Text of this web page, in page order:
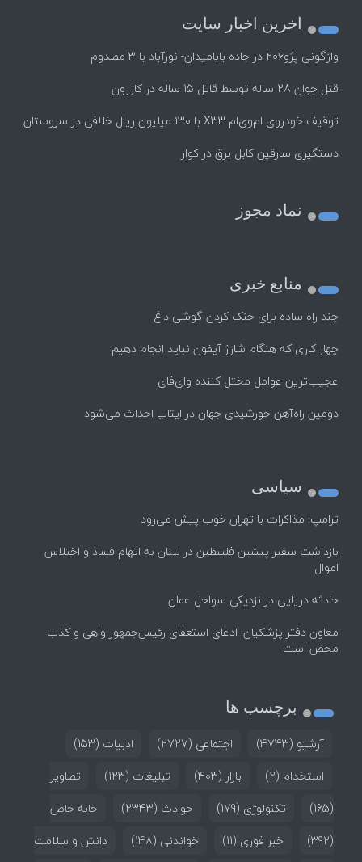
اخرین اخبار سایت
واژگونی پژو۲۰۶ در جاده بابامیدان- نورآباد با ۳ مصدوم
قتل جوان 28 ساله توسط قاتل 15 ساله در کازرون
توقیف خودروی ام‌وی‌ام X33 با ۱۳۰ میلیون ریال خلافی در سروستان
دستگیری سارقین کابل برق در کوار
نماد مجوز
منابع خبری
چند راه‌ ساده برای خنک کردن گوشی داغ
چهار کاری که هنگام شارژ آیفون نباید انجام دهیم
عجیب‌ترین عوامل مختل کننده وای‌فای
دومین راه‌آهن خورشیدی جهان در ایتالیا احداث می‌شود
سیاسی
ترامپ: مذاکرات با تهران خوب پیش می‌رود
بازداشت سفیر پیشین فلسطین در لبنان به اتهام فساد و اختلاس
اموال
حادثه دریایی در نزدیکی سواحل عمان
معاون دفتر پزشکیان: ادعای استعفای رئیس‌جمهور واهی و کذب
محض است
برچسب ها
آرشیو (4743) اجتماعی (2727) ادبیات (153)
استخدام (2) بازار (403) تبلیغات (123)
تصاویر
(165)
تکنولوژی (179) حوادث (2343)
خانه خاص
(392)
خبر فوری (11) خواندنی (148) دانش و سلامت